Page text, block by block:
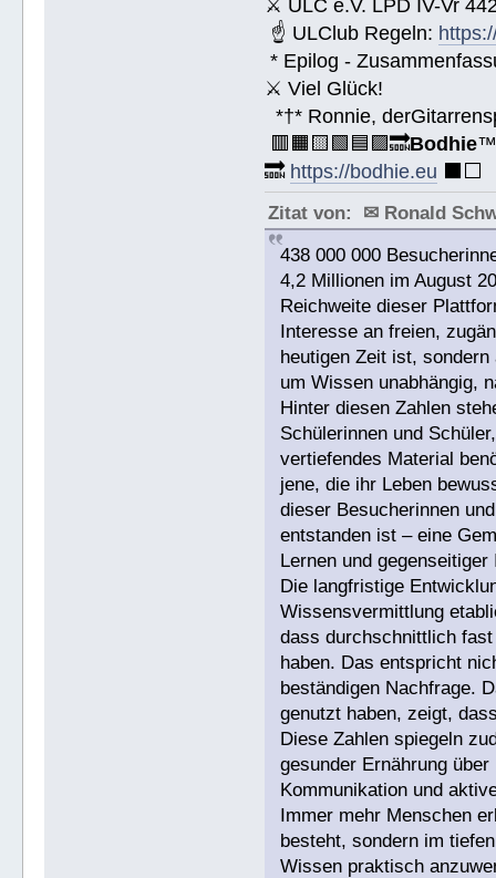
⚔ ULC e.V. LPD IV-Vr
☝ ULClub Regeln:
* Epilog -
⚔ Viel Glück!
*†* Ronnie,
🟥🟧🟨🟩🟦🟪🔜Bodhie
🔜 https://bodhie.eu ⬛️⬜️
Zitat von: ✉ Ronald
438 000 000
4,2 Millionen im August
Reichweite dieser
Interesse an freien,
heutigen Zeit ist,
um Wissen unabhängig,
Hinter diesen Zahlen
Schülerinnen und
vertiefendes Material
jene, die ihr Leben
dieser Besucherinnen
entstanden ist – eine
Lernen und
Die langfristige
Wissensvermittlung
dass durchschnittlich
haben. Das entspricht
beständigen Nachfrage.
genutzt haben, zeigt,
Diese Zahlen spiegeln
gesunder Ernährung
Kommunikation und
Immer mehr Menschen
besteht, sondern im
Wissen praktisch